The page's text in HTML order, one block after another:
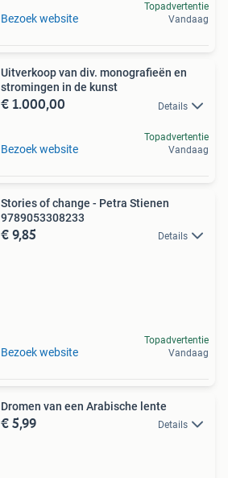
Bezoek website
Topadvertentie
Vandaag
Uitverkoop van div. monografieën en
stromingen in de kunst
€ 1.000,00 Details
Bezoek website
Topadvertentie
Vandaag
Stories of change - Petra Stienen
9789053308233
€ 9,85 Details
Bezoek website
Topadvertentie
Vandaag
Dromen van een Arabische lente
€ 5,99 Details